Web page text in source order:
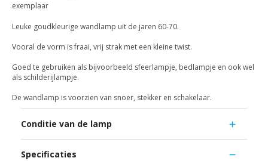
exemplaar
Leuke goudkleurige wandlamp uit de jaren 60-70.
Vooral de vorm is fraai, vrij strak met een kleine twist.
Goed te gebruiken als bijvoorbeeld sfeerlampje, bedlampje en ook wel
als schilderijlampje.
De wandlamp is voorzien van snoer, stekker en schakelaar.
Conditie van de lamp
Specificaties